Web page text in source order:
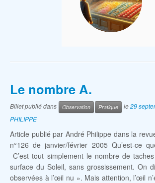
Le nombre A.
Billet publié dans Observation Pratique le29
PHILIPPE
Article publié par André Philippe dans la
n°126 de janvier/février 2005 Qu’est-ce
C’est tout simplement le nombre de
surface du Soleil, sans grossissement. On
observées à l’œil nu ». Mais attention, l’œil